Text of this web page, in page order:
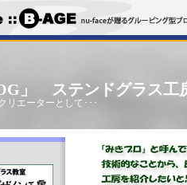
」 ステンドグラス工
エーターとして･･･